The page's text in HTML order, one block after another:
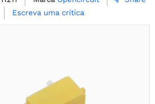
Escreva uma crítica